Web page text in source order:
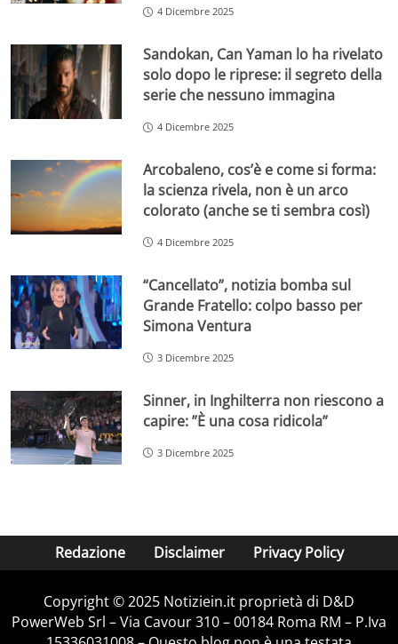
4 Dicembre 2025
Sandokan, Can Yaman lo ha rivelato
solo dopo le riprese: il segreto della
serie che nessuno immagina
4 Dicembre 2025
Arcobaleno, cos’è e come si forma:
la scienza rivela, non è un arco
colorato (anche se ti sembra così)
4 Dicembre 2025
“Cancellato”, notizia bomba sul
Grande Fratello: colpo basso per
Simona Ventura
3 Dicembre 2025
Sinner, in Inghilterra non riescono a
capire: ”È una cosa ridicola”
3 Dicembre 2025
Redazione Disclaimer Privacy Policy
Copyright © 2025 Notiziein.it proprietà di D&D
PowerWeb Srl – Via Cavour 310 – 00184 Roma RM – P.Iva